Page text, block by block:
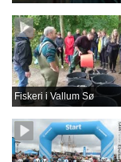
Fiskeri i Vallum Sø